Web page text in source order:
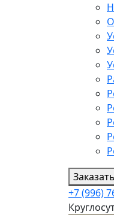
+7 (996)